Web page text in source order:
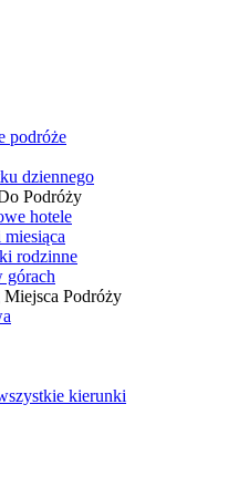
podróże
dziennego
Podróży
hotele
rodzinne
górach
Miejsca Podróży
kierunki